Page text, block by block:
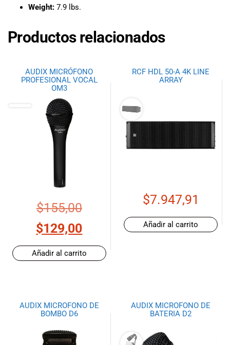
Weight: 7.9 lbs.
Productos relacionados
AUDIX MICRÓFONO
PROFESIONAL VOCAL
OM3
$155,00
$129,00
Añadir al carrito
RCF HDL 50-A 4K LINE
ARRAY
$7.947,91
Añadir al carrito
AUDIX MICROFONO DE
BOMBO D6
AUDIX MICROFONO DE
BATERIA D2